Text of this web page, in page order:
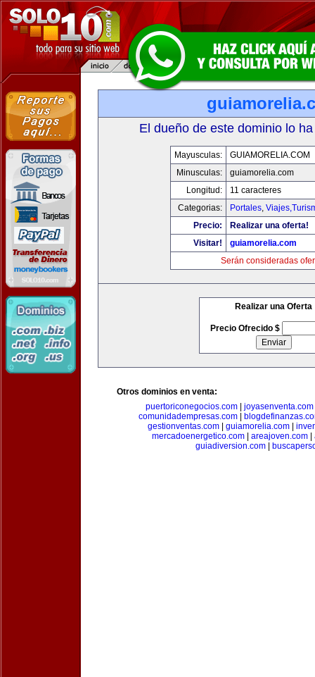
El dueño de este dominio lo
Mayusculas:
GUIAMORELIA.COM
Minusculas:
guiamorelia.com
Longitud:
11 caracteres
Categorias:
Portales,
Precio:
Realizar una oferta!
Visitar!
guiamorelia.com
Serán consideradas
Realizar una Oferta
Precio Ofrecido $
Otros dominios en venta:
puertoriconegocios.com
joyasenventa.com
comunidadempresas.com|
gestionventas.com| guiamorelia.com|
mercadoenergetico.com| areajoven.com|
guiadiversion.com